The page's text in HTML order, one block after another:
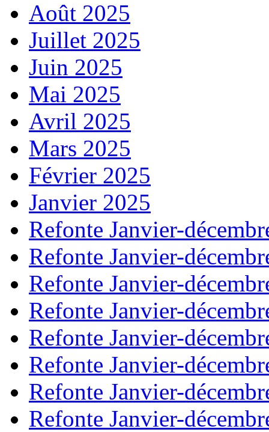
Août 2025
Juillet 2025
Juin 2025
Mai 2025
Avril 2025
Mars 2025
Février 2025
Janvier 2025
Refonte Janvier-
Refonte Janvier-
Refonte Janvier-
Refonte Janvier-
Refonte Janvier-
Refonte Janvier-
Refonte Janvier-
Refonte Janvier-